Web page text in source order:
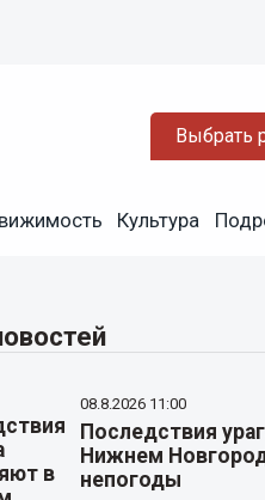
Выбрать
Культура
08.8.2026 11:00
Последствия
Нижнем
непогоды